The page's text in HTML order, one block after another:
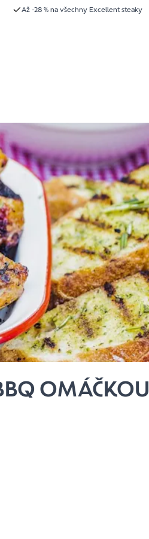
Až -28 % na všechny Excellent steaky
OMÁČKOU